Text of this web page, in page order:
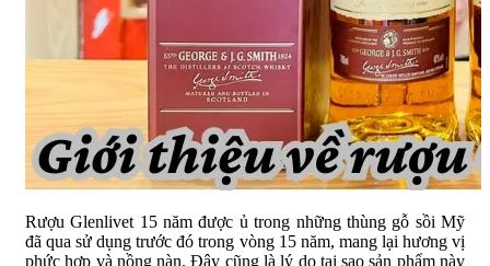
Rượu Glenlivet 15 năm được ủ trong những thùng gỗ sồi Mỹ
đã qua sử dụng trước đó trong vòng 15 năm, mang lại hương vị
phức hợp và nồng nàn. Đây cũng là lý do tại sao sản phẩm này